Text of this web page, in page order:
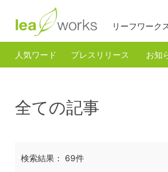
リーフワーク
人気ワード プレスリリース お知
全ての記事
検索結果： 69件